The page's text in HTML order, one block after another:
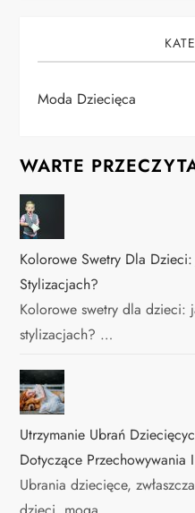
Moda Dziecięca
WARTE
Kolorowe Swetry Dla
Stylizacjach?
Kolorowe swetry dla dzieci:
stylizacjach? …
Utrzymanie Ubrań
Dotyczące Przechowywania
Ubrania dziecięce,